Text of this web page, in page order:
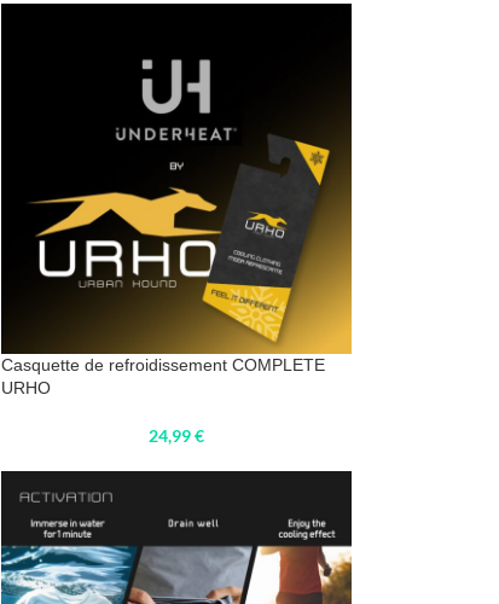
Casquette de refroidissement COMPLETE
URHO
24,99€